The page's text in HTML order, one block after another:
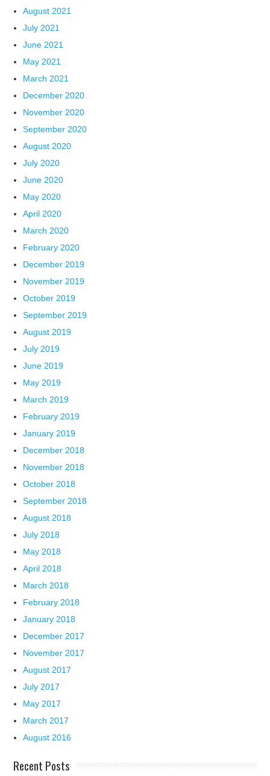
August 2021
July 2021
June 2021
May 2021
March 2021
December 2020
November 2020
September 2020
August 2020
July 2020
June 2020
May 2020
April 2020
March 2020
February 2020
December 2019
November 2019
October 2019
September 2019
August 2019
July 2019
June 2019
May 2019
March 2019
February 2019
January 2019
December 2018
November 2018
October 2018
September 2018
August 2018
July 2018
May 2018
April 2018
March 2018
February 2018
January 2018
December 2017
November 2017
August 2017
July 2017
May 2017
March 2017
August 2016
Recent Posts